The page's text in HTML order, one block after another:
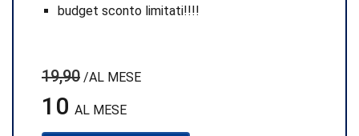
budget sconto limitati!!!!
19,90 /AL MESE
10 AL MESE